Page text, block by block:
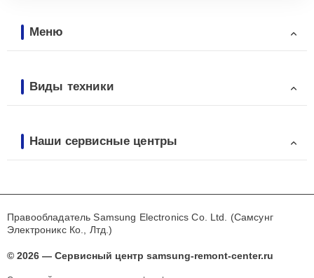
Меню
Виды техники
Наши сервисные центры
Правообладатель Samsung Electronics Co. Ltd. (Самсунг
Электроникс Ко., Лтд.)
© 2026 — Сервисный центр samsung-remont-center.ru